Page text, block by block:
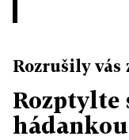
Rozrušily vás
Rozptylte
hádankou